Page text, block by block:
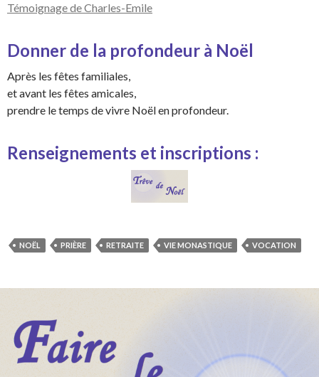
Témoignage de Charles-Emile
Donner de la profondeur à Noël
Après les fêtes familiales,
et avant les fêtes amicales,
prendre le temps de vivre Noël en profondeur.
Renseignements et inscriptions :
NOËL PRIÈRE RETRAITE VIE MONASTIQUE VOCATION